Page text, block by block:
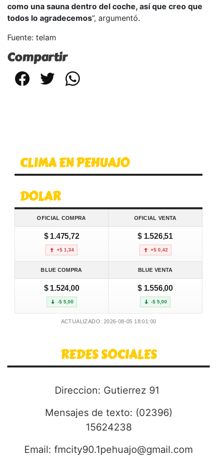
como una sauna dentro del coche, así que creo que
todos lo agradecemos”, argumentó.
Fuente: telam
Compartir
FacebookTwitterWhatsApp
CLIMA EN PEHUAJO
DOLAR
OFICIAL COMPRA OFICIAL VENTA
$ 1.475,72
+$ 1,34
$ 1.526,51
+$ 0,42
BLUE COMPRA BLUE VENTA
$ 1.524,00
-$ 5,00
$ 1.556,00
-$ 5,00
ACTUALIZADO: 2026-08-05 18:01:00
REDES SOCIALES
Direccion: Gutierrez 91
Mensajes de texto: (02396)
15624238
Email: fmcity90.1pehuajo@gmail.com